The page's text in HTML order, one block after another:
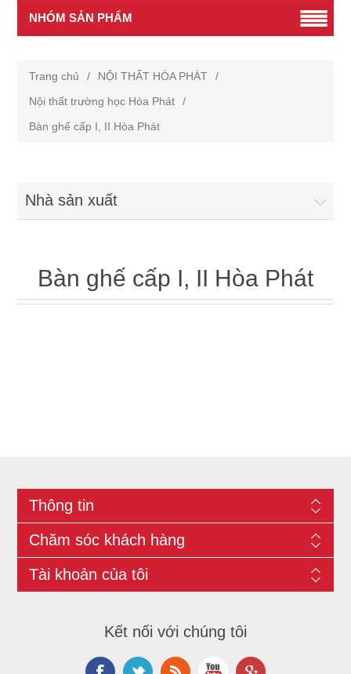
NHÓM SẢN PHẨM
Trang chủ / NỘI THẤT HÒA PHÁT
/
Nội thất trường học Hòa Phát
/
Bàn ghế cấp I, II Hòa Phát
Nhà sản xuất
Bàn ghế cấp I, II Hòa Phát
Thông tin
Chăm sóc khách hàng
Tài khoản của tôi
Kết nối với chúng tôi